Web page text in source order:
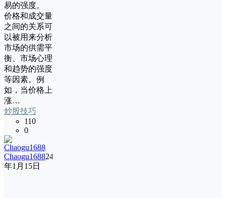
易的强度。
价格和成交量
之间的关系可
以被用来分析
市场的供需平
衡、市场心理
和趋势的强度
等因素。例
如，当价格上
涨…
炒股技巧
110
0
Chaogu168824
年1月15日